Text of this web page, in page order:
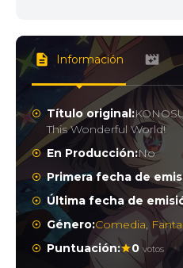
Información
Título original:
This Wonderful World!
En Producción:No
Primera fecha de
Última fecha de
Género:Comedia,
Puntuación:
0 votos